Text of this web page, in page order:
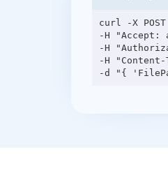
curl -X
-H
-H
-H